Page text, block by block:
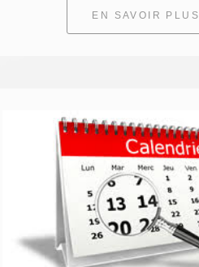
EN SAVOIR PLUS